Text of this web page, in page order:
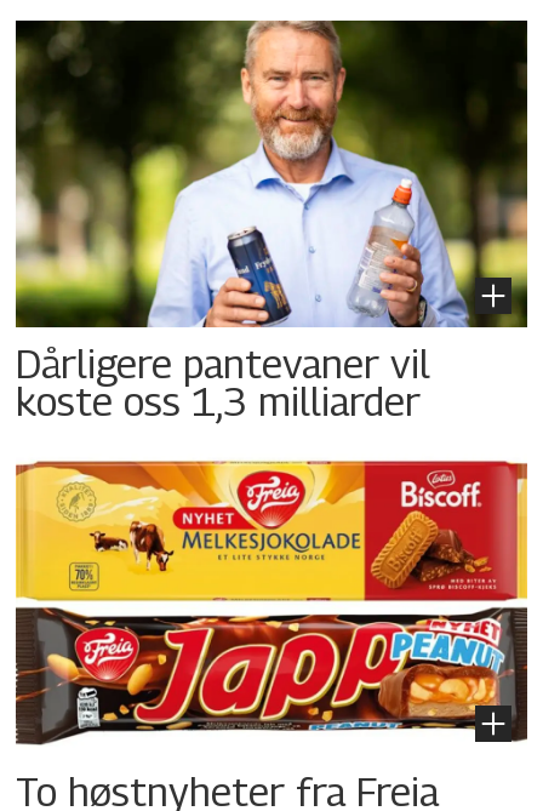
Dårligere pantevaner vil
koste oss 1,3 milliarder
To høstnyheter fra Freia